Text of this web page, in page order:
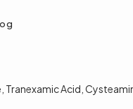
Acid,